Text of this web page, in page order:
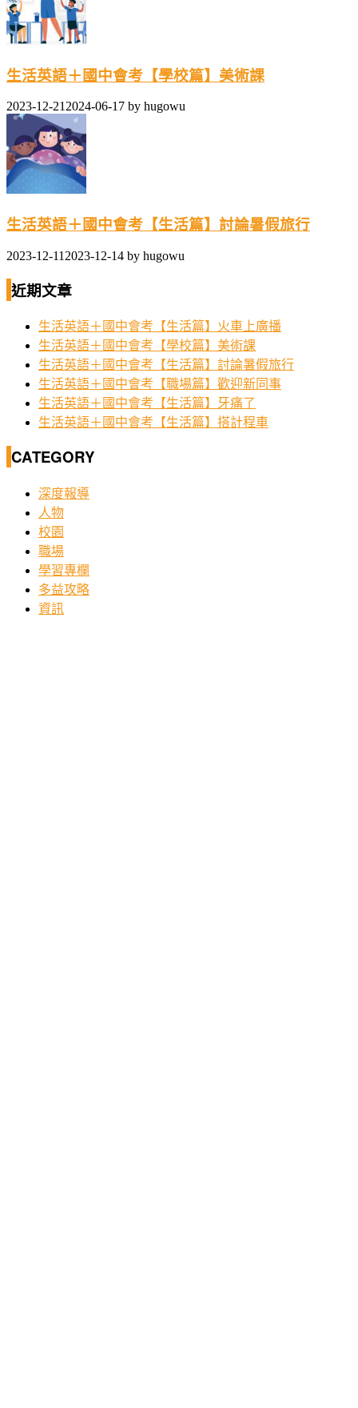
生活英語＋國中會考【學校篇】美術課
2023-12-212024-06-17 by hugowu
生活英語＋國中會考【生活篇】討論暑假旅行
2023-12-11 2023-12-14 by hugowu
近期文章
生活英語＋國中會考【生活篇】火車上廣播
生活英語＋國中會考【學校篇】美術課
生活英語＋國中會考【生活篇】討論暑假旅行
生活英語＋國中會考【職場篇】歡迎新同事
生活英語＋國中會考【生活篇】牙痛了
生活英語＋國中會考【生活篇】搭計程車
CATEGORY
深度報導
人物
校園
職場
學習專欄
多益攻略
資訊